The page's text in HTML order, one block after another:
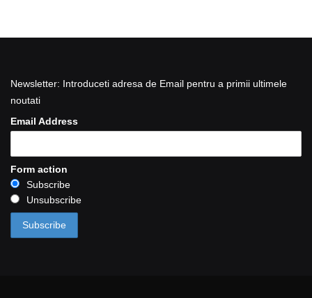
Newsletter: Introduceti adresa de Email pentru a primii ultimele
noutati
Email Address
Form action
Subscribe
Unsubscribe